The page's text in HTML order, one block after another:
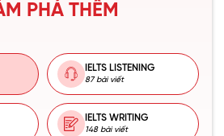
PHÁ THÊM
IELTS LISTENING
87 bài viết
IELTS WRITING
148 bài viết